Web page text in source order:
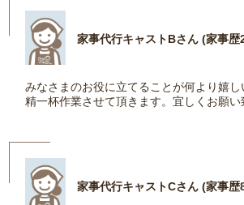
家事代行キャストBさん (家事歴
みなさまのお役に立てることが何より嬉し
精一杯作業させて頂きます。宜しくお願い
家事代行キャストCさん (家事歴